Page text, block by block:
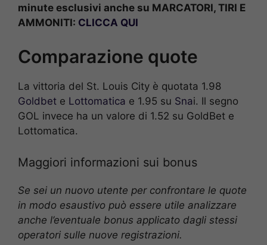
minute esclusivi anche su MARCATORI, TIRI E
AMMONITI: CLICCA QUI
Comparazione quote
La vittoria del St. Louis City è quotata 1.98
Goldbet e Lottomatica e 1.95 su Snai. Il segno
GOL invece ha un valore di 1.52 su GoldBet e
Lottomatica.
Maggiori informazioni sui bonus
Se sei un nuovo utente per confrontare le quote
in modo esaustivo può essere utile analizzare
anche l’eventuale bonus applicato dagli stessi
operatori sulle nuove registrazioni.